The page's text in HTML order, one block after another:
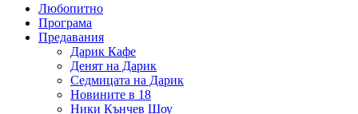
Любопитно
Програма
Предавания
Дарик Кафе
Денят на Дарик
Седмицата на Дарик
Новините в 18
Ники Кънчев Шоу